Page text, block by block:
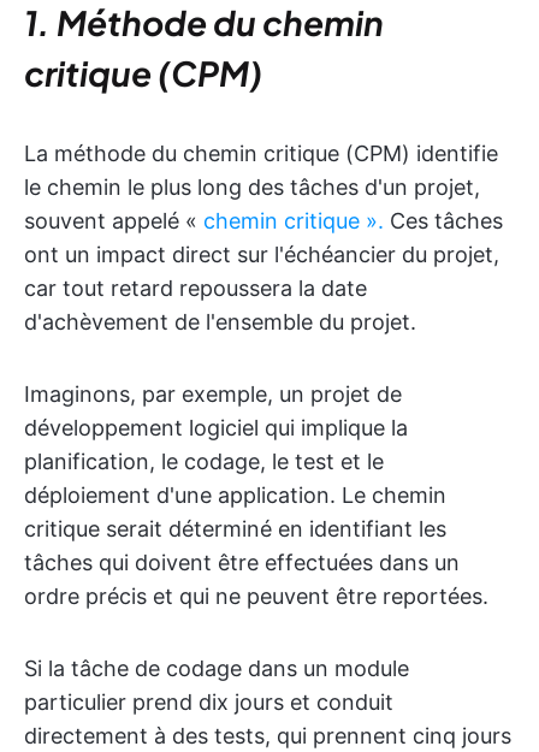
1. Méthode du chemin
critique (CPM)
La méthode du chemin critique (CPM) identifie
le chemin le plus long des tâches d'un projet,
souvent appelé « chemin critique ». Ces tâches
ont un impact direct sur l'échéancier du projet,
car tout retard repoussera la date
d'achèvement de l'ensemble du projet.
Imaginons, par exemple, un projet de
développement logiciel qui implique la
planification, le codage, le test et le
déploiement d'une application. Le chemin
critique serait déterminé en identifiant les
tâches qui doivent être effectuées dans un
ordre précis et qui ne peuvent être reportées.
Si la tâche de codage dans un module
particulier prend dix jours et conduit
directement à des tests, qui prennent cinq jours